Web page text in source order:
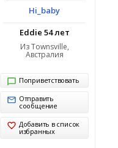
Hi_baby
Eddie 54 лет
Из Townsville,
Австралия
Поприветствовать
Отправить
сообщение
Добавить в список
избранных